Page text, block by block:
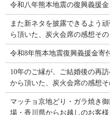
令和八年熊本地震の復興義援
また新ネタを披露できるよう
ら頂いた、炭火会席の感想その
令和8年熊本地震復興義援金寄
10年のご縁が、ご結婚後の再
から頂いた、炭火会席の感想そ
マッチョ京地どり・ガラ焼き
場・香川県からお越しのお客様